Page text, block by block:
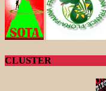
CLUSTER